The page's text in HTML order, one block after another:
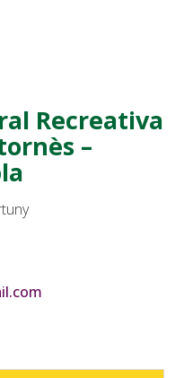
Recreativa
–